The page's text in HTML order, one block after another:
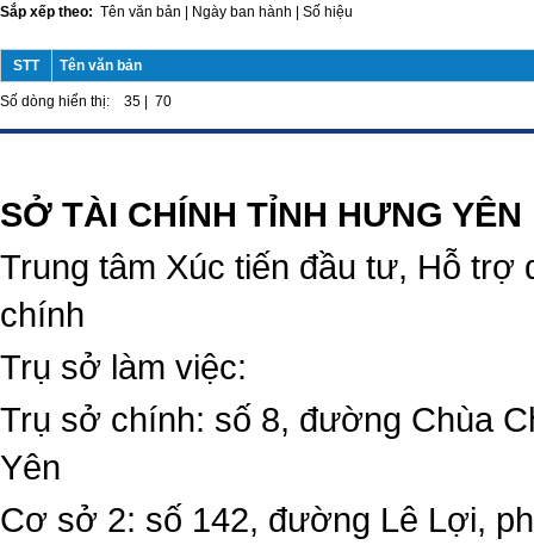
Sắp xếp theo: Tên văn bản Ngày ban hành Số hiệu
STT Tên văn bản
Số dòng hiển thị: 35 70
SỞ TÀI CHÍNH TỈNH HƯNG YÊN
Trung tâm Xúc tiến đầu tư, Hỗ trợ
chính
Trụ sở làm việc:
Trụ sở chính: số 8, đường Chùa
Yên
Cơ sở 2: số 142, đường Lê Lợi,